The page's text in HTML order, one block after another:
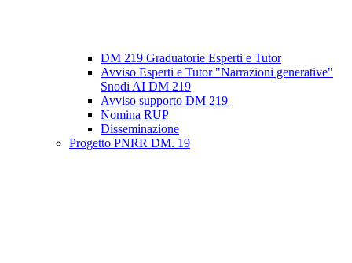
DM 219 Graduatorie Esperti e Tutor
Avviso Esperti e Tutor "Narrazioni generative"
Snodi AI DM 219
Avviso supporto DM 219
Nomina RUP
Disseminazione
Progetto PNRR DM. 19